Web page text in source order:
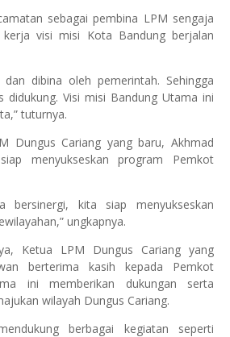
sebagai pembina LPM sengaja
visi misi Kota Bandung berjalan
dibina oleh pemerintah. Sehingga
didukung. Visi misi Bandung Utama ini
tuturnya.
Dungus Cariang yang baru, Akhmad
menyukseskan program Pemkot
bersinergi, kita siap menyukseskan
ungkapnya.
Ketua LPM Dungus Cariang yang
berterima kasih kepada Pemkot
ini memberikan dukungan serta
wilayah Dungus Cariang.
berbagai kegiatan seperti